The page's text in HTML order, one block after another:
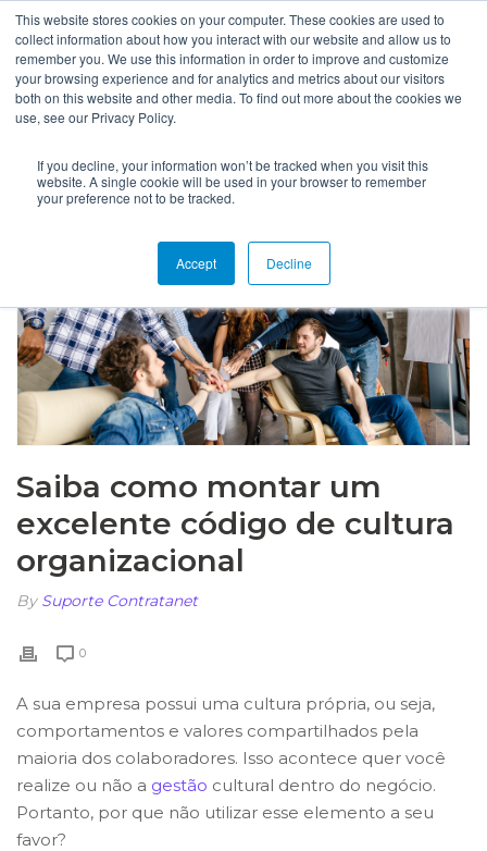
This website stores cookies on your computer. These cookies are used to
collect information about how you interact with our website and allow us to
remember you. We use this information in order to improve and customize
your browsing experience and for analytics and metrics about our visitors
both on this website and other media. To find out more about the cookies we
use, see our Privacy Policy.
If you decline, your information won’t be tracked when you visit this
website. A single cookie will be used in your browser to remember
your preference not to be tracked.
Accept Decline
Saiba como montar um
excelente código de cultura
organizacional
By Suporte Contratanet
0
A sua empresa possui uma cultura própria, ou seja,
comportamentos e valores compartilhados pela
maioria dos colaboradores. Isso acontece quer você
realize ou não a gestão cultural dentro do negócio.
Portanto, por que não utilizar esse elemento a seu
favor?